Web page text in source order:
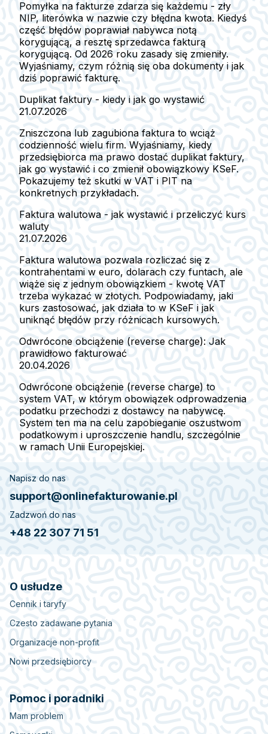
Pomyłka na fakturze zdarza się każdemu - zły
NIP, literówka w nazwie czy błędna kwota. Kiedyś
część błędów poprawiał nabywca notą
korygującą, a resztę sprzedawca fakturą
korygującą. Od 2026 roku zasady się zmieniły.
Wyjaśniamy, czym różnią się oba dokumenty i jak
dziś poprawić fakturę.
Duplikat faktury - kiedy i jak go wystawić
21.07.2026
Zniszczona lub zagubiona faktura to wciąż
codzienność wielu firm. Wyjaśniamy, kiedy
przedsiębiorca ma prawo dostać duplikat faktury,
jak go wystawić i co zmienił obowiązkowy KSeF.
Pokazujemy też skutki w VAT i PIT na
konkretnych przykładach.
Faktura walutowa - jak wystawić i przeliczyć kurs
waluty
21.07.2026
Faktura walutowa pozwala rozliczać się z
kontrahentami w euro, dolarach czy funtach, ale
wiąże się z jednym obowiązkiem - kwotę VAT
trzeba wykazać w złotych. Podpowiadamy, jaki
kurs zastosować, jak działa to w KSeF i jak
uniknąć błędów przy różnicach kursowych.
Odwrócone obciążenie (reverse charge): Jak
prawidłowo fakturować
20.04.2026
Odwrócone obciążenie (reverse charge) to
system VAT, w którym obowiązek odprowadzenia
podatku przechodzi z dostawcy na nabywcę.
System ten ma na celu zapobieganie oszustwom
podatkowym i uproszczenie handlu, szczególnie
w ramach Unii Europejskiej.
Napisz do nas
support@onlinefakturowanie.pl
Zadzwoń do nas
+48 22 307 71 51
O usłudze
Cennik i taryfy
Czesto zadawane pytania
Organizacje non-profit
Nowi przedsiębiorcy
Pomoc i poradniki
Mam problem